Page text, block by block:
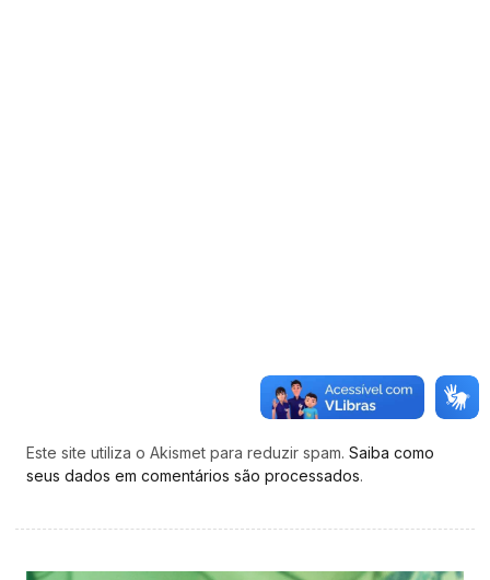
Este site utiliza o Akismet para reduzir spam. Saiba como
seus dados em comentários são processados.